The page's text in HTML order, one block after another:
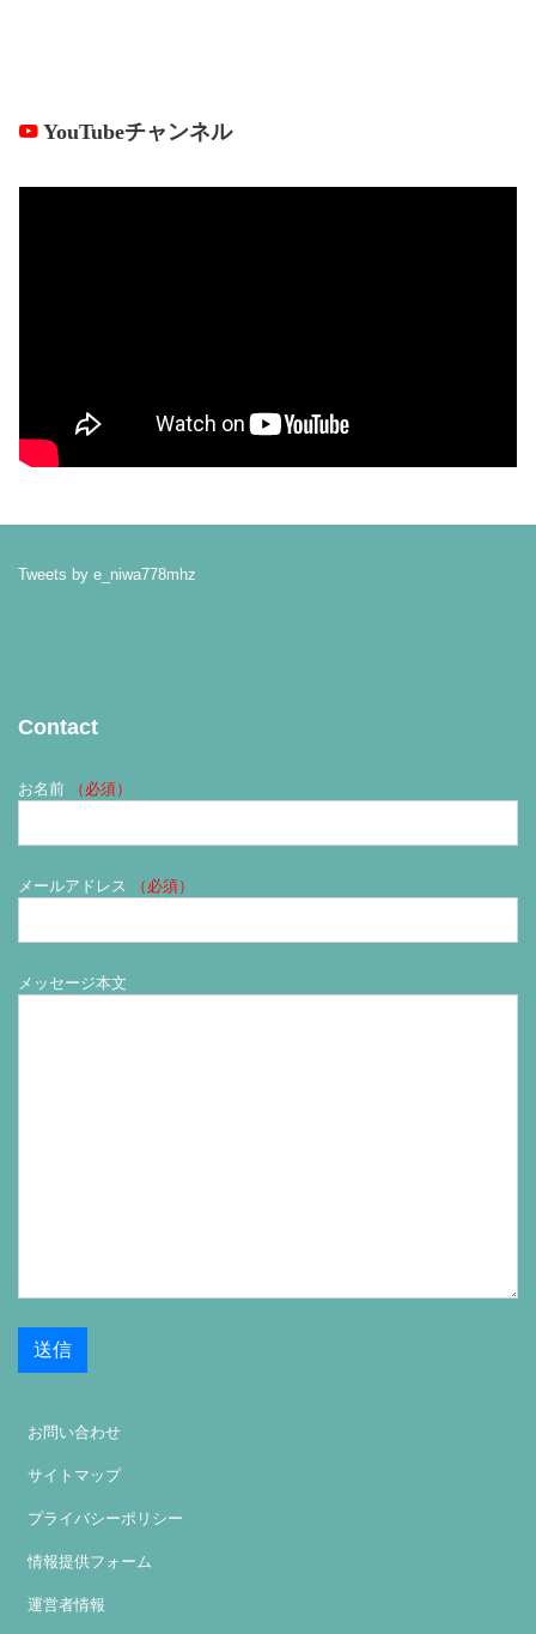
YouTubeチャンネル
Tweets by e_niwa778mhz
Contact
お名前 （必須）
メールアドレス （必須）
メッセージ本文
お問い合わせ
サイトマップ
プライバシーポリシー
情報提供フォーム
運営者情報